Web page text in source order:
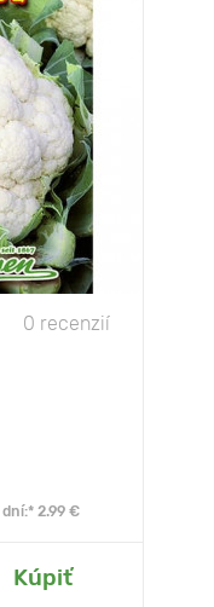
0 recenzií
2.99 €
Kúpiť